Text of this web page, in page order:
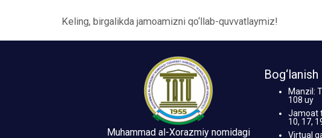
Keling, birgalikda jamoamizni qo‘llab-quvvatlaymiz!
Muhammad al-Xorazmiy nomidagi
Bog‘lanish
Manzil:
108 uy
Jamoat
10, 17,
Virtual